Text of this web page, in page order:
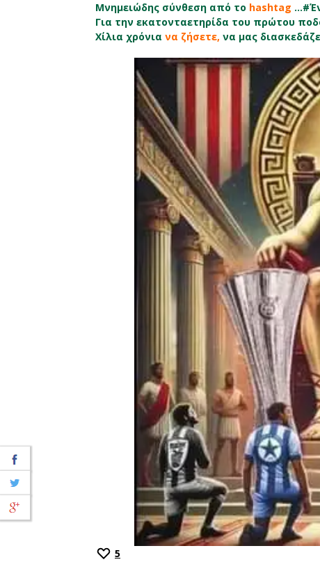
Μνημειώδης σύνθεση από το hashtag
Για την εκατονταετηρίδα του πρώτου
Χίλια χρόνια να ζήσετε, να μας
5